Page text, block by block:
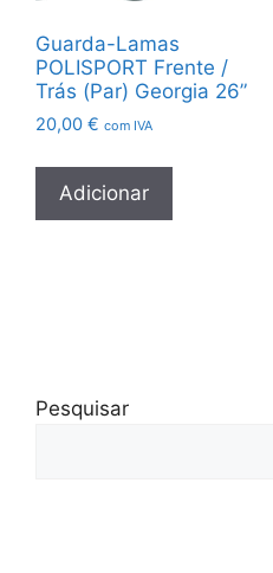
Guarda-Lamas
POLISPORT Frente /
Trás (Par) Georgia 26”
20,00 € com IVA
Adicionar
Pesquisar